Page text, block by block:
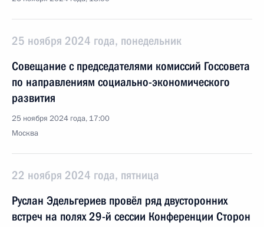
25 ноября 2024 года, понедельник
Совещание с председателями комиссий Госсовета
по направлениям социально-экономического
развития
25 ноября 2024 года, 17:00
Москва
22 ноября 2024 года, пятница
Руслан Эдельгериев провёл ряд двусторонних
встреч на полях 29-й сессии Конференции Сторон